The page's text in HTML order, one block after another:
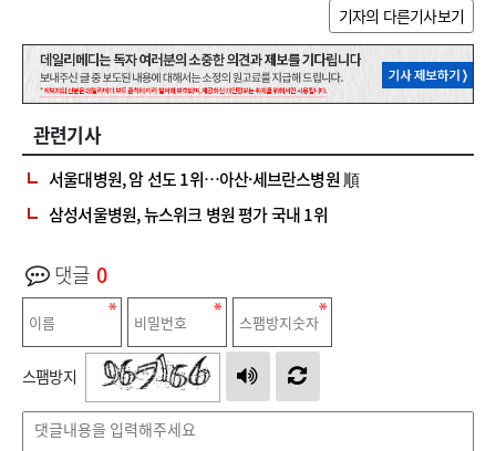
기자의 다른기사보기
관련기사
서울대병원, 암 선도 1위…아산·세브란스병원 順
삼성서울병원, 뉴스위크 병원 평가 국내 1위
댓글 0
스팸방지